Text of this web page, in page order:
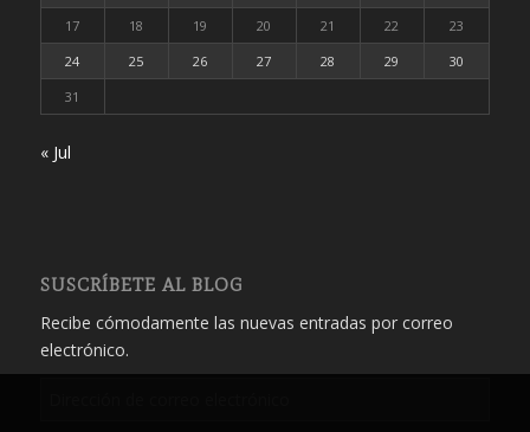
17
18 19 20 21 22
23
24
25 26 27 28 29
30
31
« Jul
SUSCRÍBETE AL BLOG
Recibe cómodamente las nuevas entradas por correo
electrónico.